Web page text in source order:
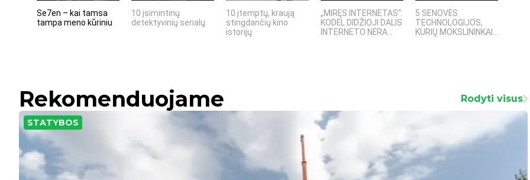
Se7en – kai tamsa
tampa meno kūriniu
10 įsimintinų
detektyvinių serialų
10 įtemptų, kraują
stingdančių kino
istorijų
„MIRĘS INTERNETAS“:
KODĖL DIDŽIOJI DALIS
INTERNETO NĖRA...
5 SENOVĖS
TECHNOLOGIJOS,
KURIŲ MOKSLININKAI...
Rekomenduojame Rodyti visus
STATYBOS